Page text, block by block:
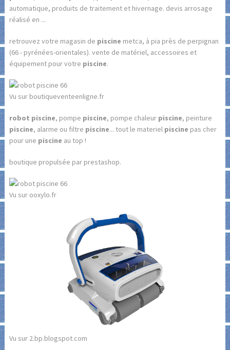
automatique, produits de traitement et hivernage. devis arrosage
réalisé en ...
retrouvez votre magasin de piscine metca, à pia près de perpignan
(66 - pyrénées-orientales). vente de matériel, accessoires et
équipement pour votre piscine.
Vu sur boutiqueventeenligne.fr
robot piscine, pompe piscine, pompe chaleur piscine, peinture
piscine, alarme ou filtre piscine... tout le materiel piscine pas cher
pour une piscine au top !
boutique propulsée par prestashop.
Vu sur ooxylo.fr
Vu sur 2.bp.blogspot.com